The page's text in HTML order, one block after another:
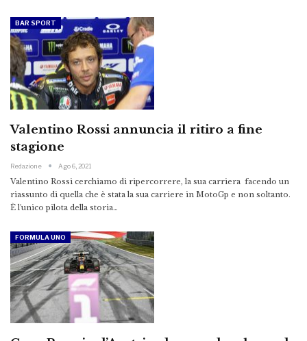
BAR SPORT
Valentino Rossi annuncia il ritiro a fine
stagione
Redazione Ago 6, 2021
Valentino Rossi cerchiamo di ripercorrere, la sua carriera facendo un
riassunto di quella che è stata la sua carriere in MotoGp e non soltanto.
È l'unico pilota della storia…
FORMULA UNO